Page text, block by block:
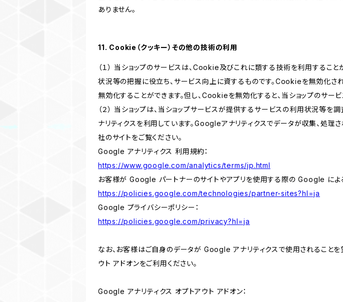
ありません。
11. Cookie（クッキー）その他の技術の利用
（１） 当ショップのサービスは、Cookie及びこれに類する技術を利用するこ
状況等の把握に役立ち、サービス向上に資するものです。Cookieを無効化
無効化することができます。但し、Cookieを無効化すると、当ショップのサ
（２） 当ショップは、当ショップサービスが提供するサービスの利用状況
ナリティクスを利用しています。Googleアナリティクスでデータが収集、処
社のサイトをご覧ください。
Google アナリティクス 利用規約：
https://www.google.com/analytics/terms/jp.html
お客様が Google パートナーのサイトやアプリを使用する際の Google によ
https://policies.google.com/technologies/partner-sites?hl=ja
Google プライバシーポリシー：
https://policies.google.com/privacy?hl=ja
なお、お客様はご自身のデータが Google アナリティクスで使用されるこ
ウト アドオンをご利用ください。
Google アナリティクス オプトアウト アドオン：